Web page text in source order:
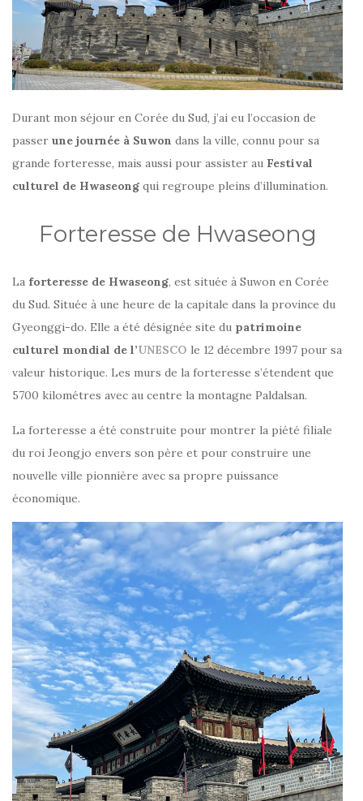
Durant mon séjour en Corée du Sud, j’ai eu l’occasion de
passer une journée à Suwon dans la ville, connu pour sa
grande forteresse, mais aussi pour assister au Festival
culturel de Hwaseong qui regroupe pleins d’illumination.
Forteresse de Hwaseong
La forteresse de Hwaseong, est située à Suwon en Corée
du Sud. Située à une heure de la capitale dans la province du
Gyeonggi-do. Elle a été désignée site du patrimoine
culturel mondial de l’UNESCO le 12 décembre 1997 pour sa
valeur historique. Les murs de la forteresse s’étendent que
5700 kilométres avec au centre la montagne Paldalsan.
La forteresse a été construite pour montrer la piété filiale
du roi Jeongjo envers son père et pour construire une
nouvelle ville pionnière avec sa propre puissance
économique.